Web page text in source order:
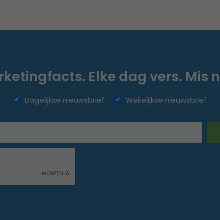
Elke dag vers. Mis
Dagelijkse nieuwsbrief Wekelijkse nieuwsbrief